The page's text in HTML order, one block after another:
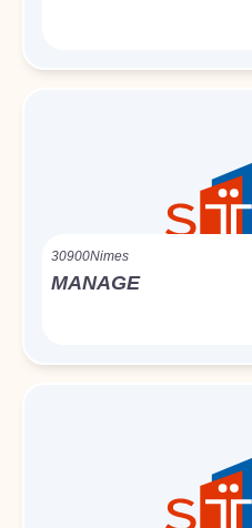
30900Nimes
MANAGE